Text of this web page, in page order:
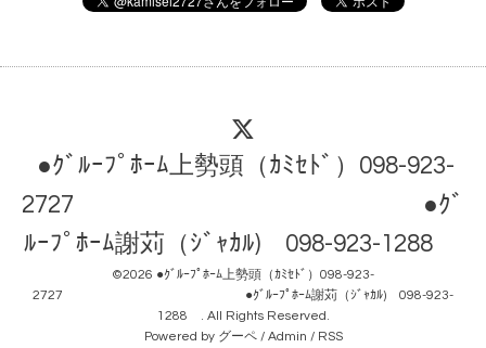
●ｸﾞﾙｰﾌﾟﾎｰﾑ上勢頭（ｶﾐｾﾄﾞ）098-923-
2727 ●ｸﾞ
ﾙｰﾌﾟﾎｰﾑ謝苅（ｼﾞｬｶﾙ) 098-923-1288
©2026 ●ｸﾞﾙｰﾌﾟﾎｰﾑ上勢頭（ｶﾐｾﾄﾞ）098-923-
2727 ●ｸﾞﾙｰﾌﾟﾎｰﾑ謝苅（ｼﾞｬｶﾙ) 098-923-
1288
. All Rights Reserved.
Powered by グーペ/ Admin / RSS